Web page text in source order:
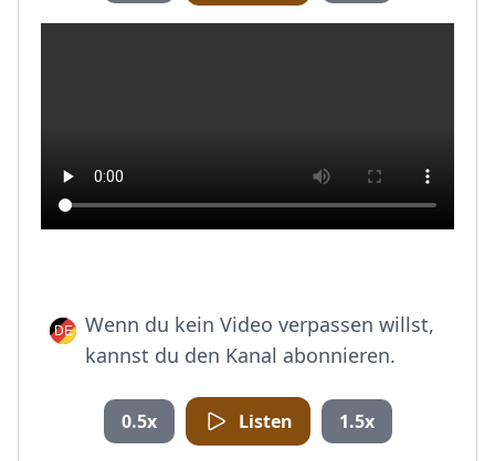
Wenn du kein Video verpassen willst,
kannst du den Kanal abonnieren.
0.5x Listen 1.5x